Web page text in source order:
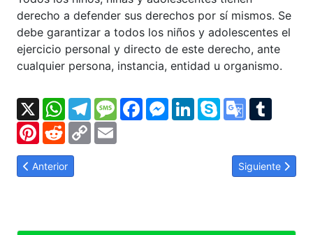
derecho a defender sus derechos por sí mismos. Se
debe garantizar a todos los niños y adolescentes el
ejercicio personal y directo de este derecho, ante
cualquier persona, instancia, entidad u organismo.
X WhatsApp
TelegramMessageFacebook
Messenger
LinkedInSkypeGoogle
PinterestRedditCopy
Artículo anterior: LOPNNA Artículo 85: Derecho de petición.
Anterior Artículo
Siguiente